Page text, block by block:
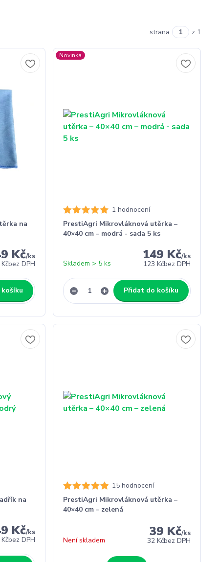
strana z 1
na
Kč/ks
bez DPH
Novinka
1 hodnocení
PrestiAgri Mikrovláknová utěrka –
40×40 cm – modrá - sada 5 ks
149 Kč/ks
123 Kčbez DPH
Skladem > 5 ks
Přidat do košíku
na
Kč/ks
bez DPH
15 hodnocení
PrestiAgri Mikrovláknová utěrka –
40×40 cm – zelená
39 Kč/ks
32 Kčbez DPH
Není skladem